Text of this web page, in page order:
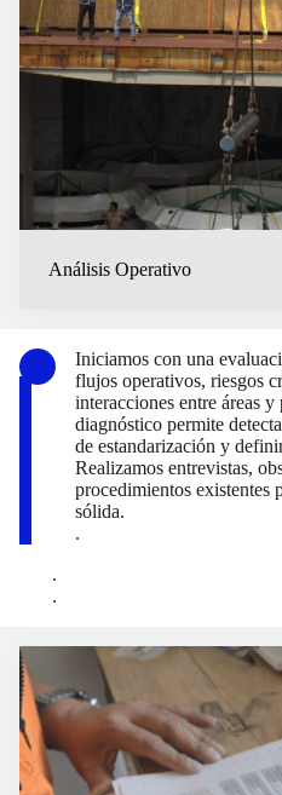
Análisis Operativo
Iniciamos con una
flujos operativos, riesgos
interacciones entre áreas
diagnóstico permite
de estandarización y
Realizamos entrevistas,
procedimientos existentes
sólida.
.
.
.